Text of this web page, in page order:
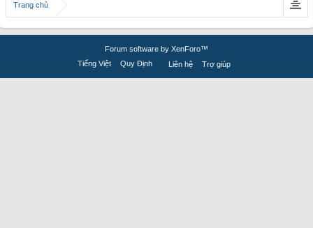
Trang chủ
Forum software by XenForo™
Tiếng Việt
Quy Định Liên hệ Trợ giúp